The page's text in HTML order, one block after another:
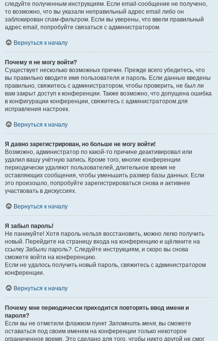
следуйте полученным инструкциям. Если email-сообщение не получено,
то возможно, что вы указали неправильный адрес email либо он
заблокирован спам-фильтром. Если вы уверены, что ввели правильный
адрес email, попробуйте связаться с администратором.
Вернуться к началу
Почему я не могу войти?
Существует несколько возможных причин. Прежде всего убедитесь, что
вы правильно вводите имя пользователя и пароль. Если данные введены
правильно, свяжитесь с администратором, чтобы проверить, не был ли
вам закрыт доступ к конференции. Также возможно, что допущена ошибка
в конфигурации конференции, свяжитесь с администратором для
исправления настроек.
Вернуться к началу
Я давно зарегистрирован, но больше не могу войти!
Возможно, администратор по какой-то причине деактивировал или
удалил вашу учётную запись. Кроме того, многие конференции
периодически удаляют пользователей, длительное время не
оставляющих сообщения, чтобы уменьшить размер базы данных. Если
это произошло, попробуйте зарегистрироваться снова и активнее
участвовать в дискуссиях.
Вернуться к началу
Я забыл пароль!
Не паникуйте! Хотя пароль нельзя восстановить, можно легко получить
новый. Перейдите на страницу входа на конференцию и щёлкните на
ссылку Забыли пароль?. Следуйте инструкциям, и скоро вы снова
сможете войти на конференцию.
Если не удалось получить новый пароль, свяжитесь с администратором
конференции.
Вернуться к началу
Почему мне периодически приходится повторять ввод имени и
пароля?
Если вы не отметили флажком пункт Запомнить меня, вы сможете
оставаться под своим именем на конференции только некоторое
ограниченное время. Это сделано для того, чтобы никто другой не смог